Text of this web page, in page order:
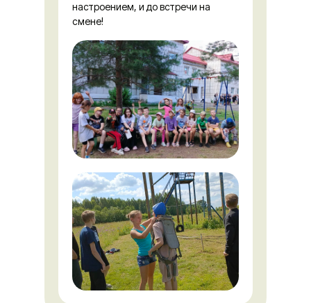
настроением, и до встречи на
смене!